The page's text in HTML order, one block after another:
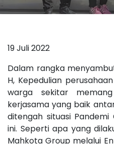
19 Juli 2022
Dalam rangka
H, Kepedulian
warga sekitar
kerjasama yang baik
ditengah situasi Pandemi
ini. Seperti apa yang
Mahkota Group melalui